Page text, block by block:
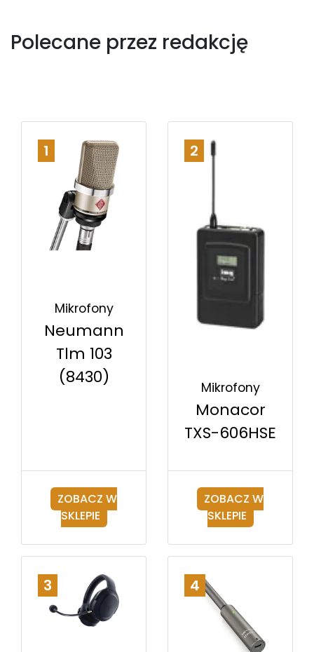
Polecane przez redakcję
1
Mikrofony
Neumann
Tlm 103
(8430)
ZOBACZ W
SKLEPIE
2
Mikrofony
Monacor
TXS-606HSE
ZOBACZ W
SKLEPIE
3 4